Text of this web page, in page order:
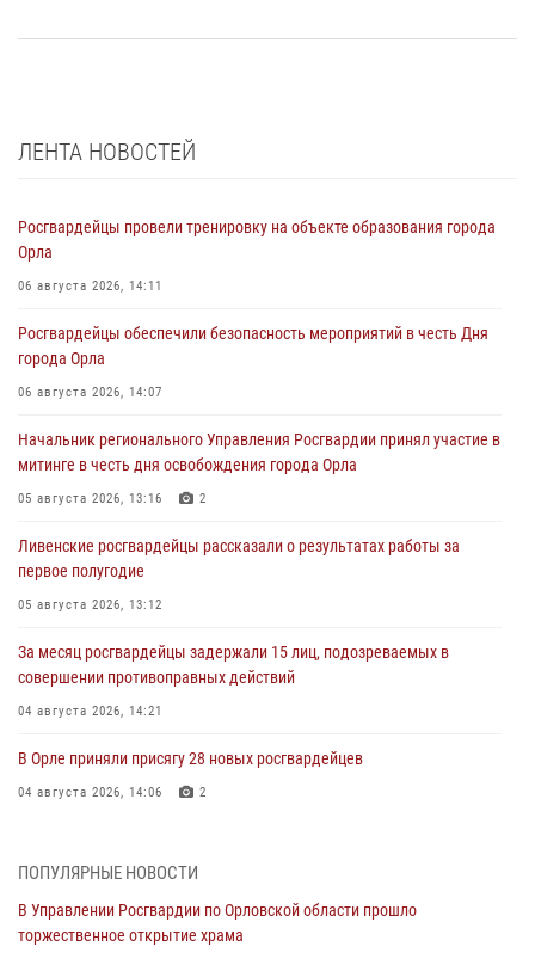
ЛЕНТА НОВОСТЕЙ
Росгвардейцы провели тренировку на объекте образования города
Орла
06 августа 2026, 14:11
Росгвардейцы обеспечили безопасность мероприятий в честь Дня
города Орла
06 августа 2026, 14:07
Начальник регионального Управления Росгвардии принял участие в
митинге в честь дня освобождения города Орла
05 августа 2026, 13:16 2
Ливенские росгвардейцы рассказали о результатах работы за
первое полугодие
05 августа 2026, 13:12
За месяц росгвардейцы задержали 15 лиц, подозреваемых в
совершении противоправных действий
04 августа 2026, 14:21
В Орле приняли присягу 28 новых росгвардейцев
04 августа 2026, 14:06 2
предоставлении госуслуг
Росгвардейцы обеспечили безопасность во время празднования
ПОПУЛЯРНЫЕ НОВОСТИ
В Управлении Росгвардии по Орловской области прошло
торжественное открытие храма